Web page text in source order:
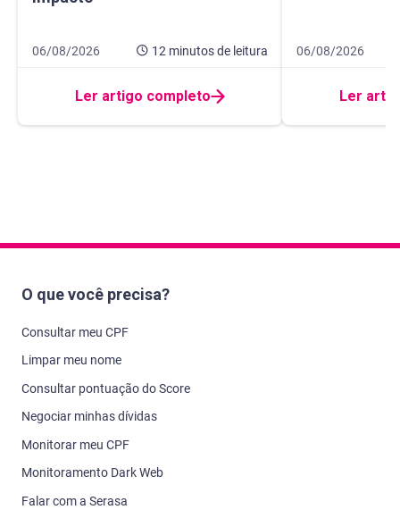
Data de publicação 6 de agosto de 2026
06/08/2026 12 minutosde leitura
12 minutos de leitura
Ler artigo completo
Data de
06/08/2026
8 minutos de
Ler
O que você precisa?
Consultar meu CPF
Limpar meu nome
Consultar pontuação do Score
Negociar minhas dívidas
Monitorar meu CPF
Monitoramento Dark Web
Falar com a Serasa